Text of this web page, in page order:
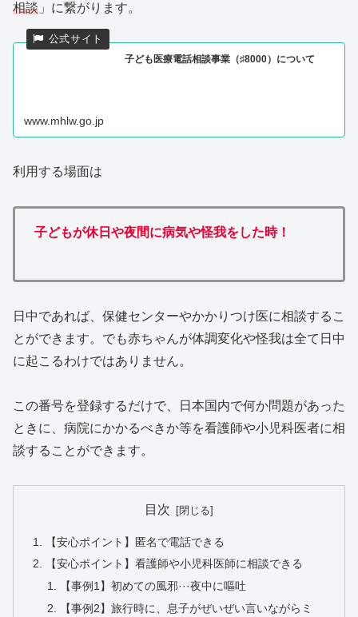
相談 」に繋がります。
子ども医療電話相談事業（♯8000）について
www.mhlw.go.jp
利用する場面は
子どもが休日や夜間に病気や怪我をした時！
日中であれば、保健センターやかかりつけ医に相談するこ
とができます。でも赤ちゃんが体調変化や怪我は全て日中
に起こるわけではありません。
この番号を登録するだけで、日本国内で何か問題があった
ときに、病院にかかるべきか等を看護師や小児科医者に相
談することができます。
目次
【安心ポイント】匿名で電話できる
【安心ポイント】看護師や小児科医師に相談できる
【事例1】初めての風邪···夜中に嘔吐
【事例2】旅行時に、息子がぜいぜい言いながらミ